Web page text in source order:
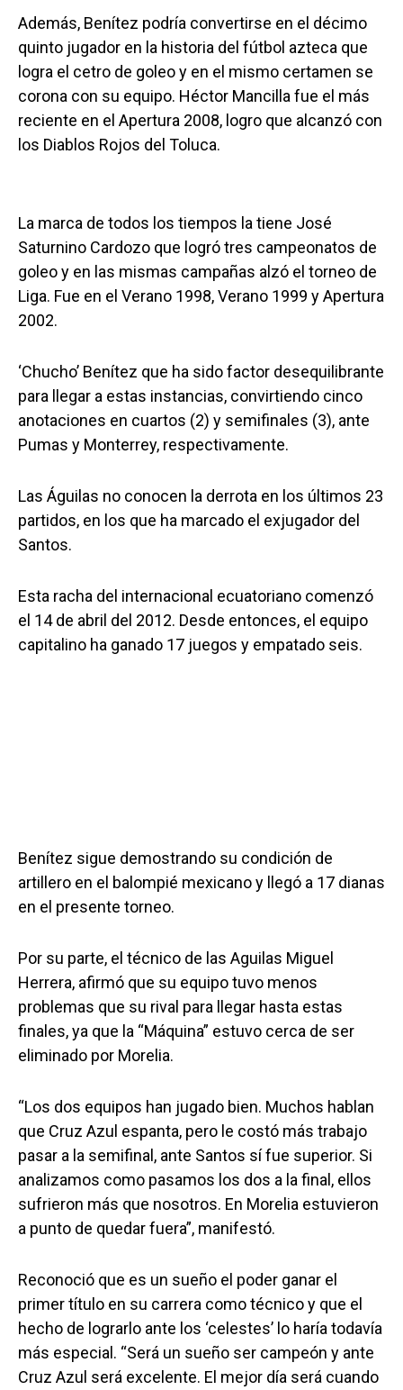
Además, Benítez podría convertirse en el décimo
quinto jugador en la historia del fútbol azteca que
logra el cetro de goleo y en el mismo certamen se
corona con su equipo. Héctor Mancilla fue el más
reciente en el Apertura 2008, logro que alcanzó con
los Diablos Rojos del Toluca.
La marca de todos los tiempos la tiene José
Saturnino Cardozo que logró tres campeonatos de
goleo y en las mismas campañas alzó el torneo de
Liga. Fue en el Verano 1998, Verano 1999 y Apertura
2002.
‘Chucho’ Benítez que ha sido factor desequilibrante
para llegar a estas instancias, convirtiendo cinco
anotaciones en cuartos (2) y semifinales (3), ante
Pumas y Monterrey, respectivamente.
Las Águilas no conocen la derrota en los últimos 23
partidos, en los que ha marcado el exjugador del
Santos.
Esta racha del internacional ecuatoriano comenzó
el 14 de abril del 2012. Desde entonces, el equipo
capitalino ha ganado 17 juegos y empatado seis.
Benítez sigue demostrando su condición de
artillero en el balompié mexicano y llegó a 17 dianas
en el presente torneo.
Por su parte, el técnico de las Aguilas Miguel
Herrera, afirmó que su equipo tuvo menos
problemas que su rival para llegar hasta estas
finales, ya que la “Máquina” estuvo cerca de ser
eliminado por Morelia.
“Los dos equipos han jugado bien. Muchos hablan
que Cruz Azul espanta, pero le costó más trabajo
pasar a la semifinal, ante Santos sí fue superior. Si
analizamos como pasamos los dos a la final, ellos
sufrieron más que nosotros. En Morelia estuvieron
a punto de quedar fuera”, manifestó.
Reconoció que es un sueño el poder ganar el
primer título en su carrera como técnico y que el
hecho de lograrlo ante los ‘celestes’ lo haría todavía
más especial. “Será un sueño ser campeón y ante
Cruz Azul será excelente. El mejor día será cuando